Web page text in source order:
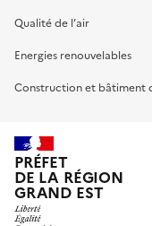
Qualité de l’air
Energies renouvelables
Construction et bâtiment
PRÉFET
DE LA RÉGION
GRAND EST